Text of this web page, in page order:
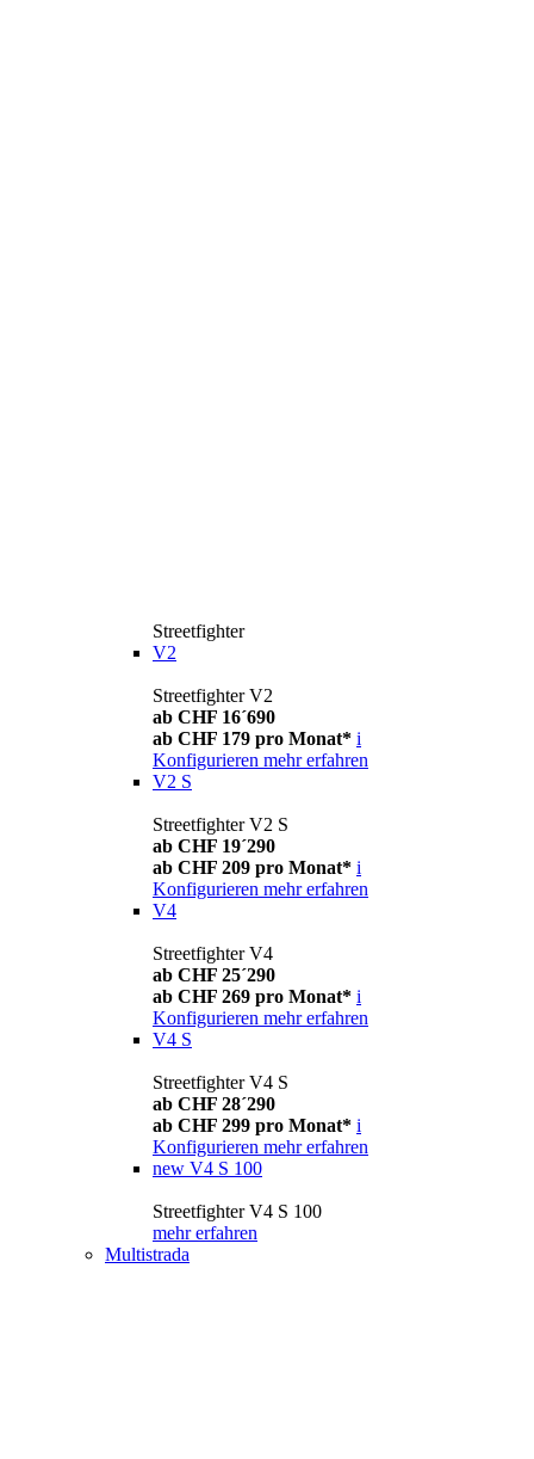
Streetfighter
V2
Streetfighter V2
ab CHF 16´690
ab CHF 179 pro Monat* i
Konfigurieren mehr erfahren
V2 S
Streetfighter V2 S
ab CHF 19´290
ab CHF 209 pro Monat* i
Konfigurieren mehr erfahren
V4
Streetfighter V4
ab CHF 25´290
ab CHF 269 pro Monat* i
Konfigurieren mehr erfahren
V4 S
Streetfighter V4 S
ab CHF 28´290
ab CHF 299 pro Monat* i
Konfigurieren mehr erfahren
new V4 S 100
Streetfighter V4 S 100
mehr erfahren
Multistrada